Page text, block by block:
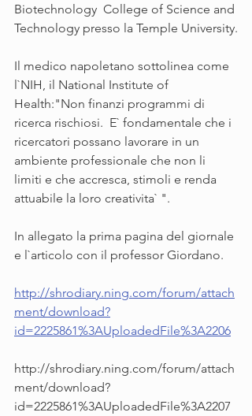
Biotechnology  College of Science and
Technology presso la Temple University.
Il medico napoletano sottolinea come
l`NIH, il National Institute of
Health:"Non finanzi programmi di
ricerca rischiosi.  E` fondamentale che i
ricercatori possano lavorare in un
ambiente professionale che non li
limiti e che accresca, stimoli e renda
attuabile la loro creativita` ".
In allegato la prima pagina del giornale
e l`articolo con il professor Giordano.
http://shrodiary.ning.com/forum/attach
ment/download?
id=2225861%3AUploadedFile%3A2206
http://shrodiary.ning.com/forum/attach
ment/download?
id=2225861%3AUploadedFile%3A2207